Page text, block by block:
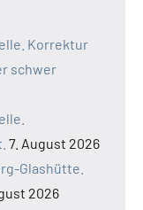
Korrektur
schwer
7. August 2026
Glashütte.
2026